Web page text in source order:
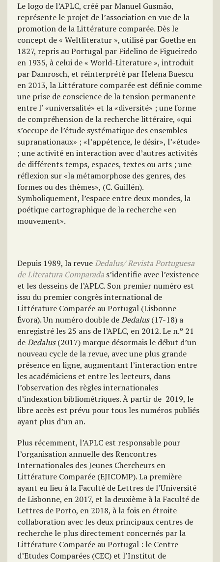
Le logo de l’APLC, créé par Manuel Gusmão,
représente le projet de l’association en vue de la
promotion de la Littérature comparée. Dès le
concept de « Weltliteratur », utilisé par Goethe en
1827, repris au Portugal par Fidelino de Figueiredo
en 1935, à celui de « World-Literature », introduit
par Damrosch, et réinterprété par Helena Buescu
en 2013, la Littérature comparée est définie comme
une prise de conscience de la tension permanente
entre l’ «universalité» et la «diversité» ; une forme
de compréhension de la recherche littéraire, «qui
s’occupe de l’étude systématique des ensembles
supranationaux» ; «l’appétence, le désir», l’«étude»
; une activité en interaction avec d’autres activités
de différents temps, espaces, textes ou arts ; une
réflexion sur «la métamorphose des genres, des
formes ou des thèmes», (C. Guillén).
Symboliquement, l’espace entre deux mondes, la
poétique cartographique de la recherche «en
mouvement».
Depuis 1989, la revueDedalus/ Revista Portuguesa
de Literatura Comparada s’identifie avec l’existence
et les desseins de l’APLC. Son premier numéro est
issu du premier congrès international de
Littérature Comparée au Portugal (Lisbonne-
Évora). Un numéro double deDedalus(17-18) a
enregistré les 25 ans de l’APLC, en 2012. Le n.º 21
deDedalus(2017) marque désormais le début d’un
nouveau cycle de la revue, avec une plus grande
présence en ligne, augmentant l’interaction entre
les académiciens et entre les lecteurs, dans
l’observation des règles internationales
d’indexation bibliométriques. À partir de 2019, le
libre accès est prévu pour tous les numéros publiés
ayant plus d’un an.
Plus récemment, l’APLC est responsable pour
l’organisation annuelle des Rencontres
Internationales des Jeunes Chercheurs en
Littérature Comparée (EJICOMP). La première
ayant eu lieu à la Faculté de Lettres de l’Université
de Lisbonne, en 2017, et la deuxième à la Faculté de
Lettres de Porto, en 2018, à la fois en étroite
collaboration avec les deux principaux centres de
recherche le plus directement concernés par la
Littérature Comparée au Portugal : le Centre
d’Etudes Comparées (CEC) et l’Institut de